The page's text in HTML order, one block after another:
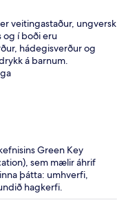
veitingastaður, ungversk
og í boði eru
hádegisverður og
á barnum.
Green Key
sem mælir áhrif
þátta: umhverfi,
hagkerfi.